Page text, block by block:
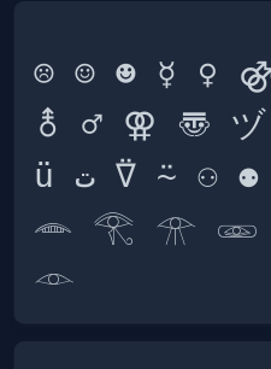
☹ ☺ ☻ ☿ ♀
⚨ ♂ ⚢ 〠 ヅ
ü ت ⍢ ⍨ ⚇ ⚉ 𓁷 𓁶 𓂈 𓂉 𓂊
𓂎 𓂀 𓁿 𓁾